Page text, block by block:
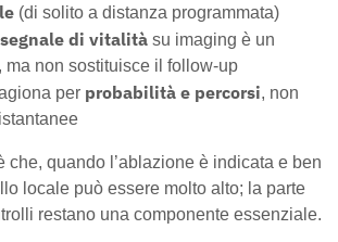
(di solito a distanza programmata)
segnale di vitalità su imaging è un
ma non sostituisce il follow-up
per probabilità e percorsi, non
che, quando l’ablazione è indicata e ben
locale può essere molto alto; la parte
restano una componente essenziale.